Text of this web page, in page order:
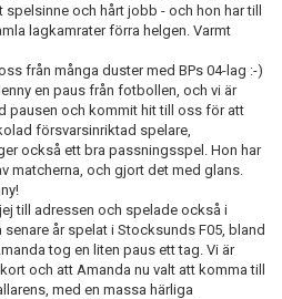
och hårt jobb - och hon har till
lagkamrater förra helgen. Varmt
från många duster med BPs 04-lag :-)
en paus från fotbollen, och vi är
pausen och kommit hit till oss för att
försvarsinriktad spelare,
också ett bra passningsspel. Hon har
matcherna, och gjort det med glans.
till adressen och spelade också i
år spelat i Stocksunds F05, bland
tog en liten paus ett tag. Vi är
och att Amanda nu valt att komma till
med en massa härliga